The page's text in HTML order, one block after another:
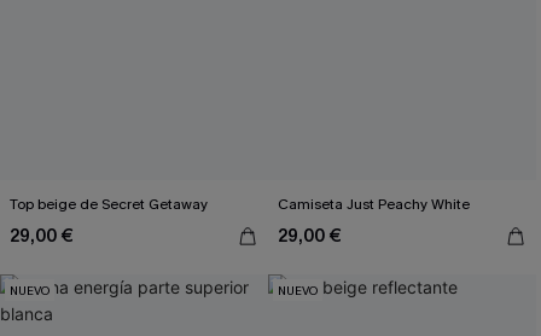
Top beige de Secret Getaway
29,00 €
Camiseta Just Peachy White
29,00 €
NUEVO NUEVO